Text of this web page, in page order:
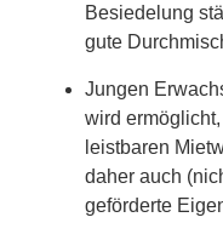
Besiedelung
gute
Jungen
wird
leistbaren
daher auch
geförderte